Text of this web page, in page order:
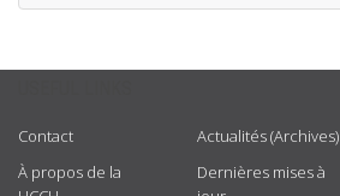
Contact
À propos de la
Actualités (Archives)
Dernières mises à